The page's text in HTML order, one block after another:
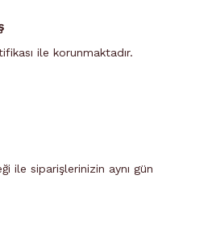
ile korunmaktadır.
ile siparişlerinizin aynı gün